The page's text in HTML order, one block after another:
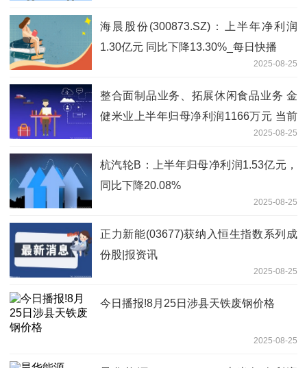
海晨股份(300873.SZ)：上半年净利润
1.30亿元 同比下降13.30%_每日快播
2025-08-25
整合面制品业务、拓展休闲食品业务 金
健米业上半年归母净利润1166万元 当前
2025-08-25
杭汽轮B：上半年归母净利润1.53亿元，
同比下降20.08%
2025-08-25
正力新能(03677)获纳入恒生指数系列成
份股|报资讯
2025-08-25
今日播报!8月25日涉县天铁废钢价格
2025-08-25